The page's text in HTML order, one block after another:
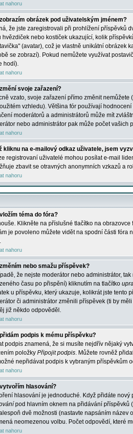
nahoru
obrázek pod uživatelským jménem?
že jste zaregistrovali při prohlížení příspěvků
hvězdiček nebo kostiček ukazující, kolik
(avatar), což je vlastně unikátní obrázek
se zobrazí). Pokud nemůžete využívat
hodí).
nahoru
svoje zařazení?
vzato, svoje zařazení přímo změnit
vzhledu). Většina fór používají
moderátorů a administrátorů může mít
nebo administrátor pak může počet vašich
nahoru
kliknu na e-mailový odkaz uživatele, jsem
registrovaní uživatelé mohou posílat e-mail
zbavit se otravných anonymních vzkazů a
nahoru
téma do fóra?
Klikněte na příslušné tlačítko na
je povoleno můžete vidět na spodní části fóra
nahoru
nebo smažu příspěvek?
že nejste moderátor nebo administrátor,
času po přispění) kliknutím na tlačítko
u příspěvku, který ukazuje, kolikrát jste tento
či administrátor změnili příspěvek (ti by
již někdo odpověděl.
nahoru
podpis k mému příspěvku?
podpis znamená, že si musíte nejdřív nějaký
položky Připojit podpis. Můžete rovněž
nepřidávat podpis k vybraným příspěvkům
nahoru
hlasování?
hlasování je jednoduché. Když přidáte
pod hlavním oknem na přidávání příspěvků
dvě možnosti (nastavte napsáním název
neomezenou volbu. Počet odpovědí, které
nahoru